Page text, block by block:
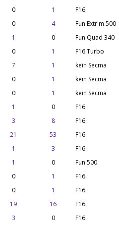
0 1 F16
0 4 Fun Extr'm 500
1 0 Fun Quad 340
0 1 F16 Turbo
7 1 kein Secma
0 1 kein Secma
0 1 kein Secma
1 0 F16
3 8 F16
21 53 F16
1 3 F16
1 0 Fun 500
0 1 F16
0 1 F16
19 16 F16
3 0 F16